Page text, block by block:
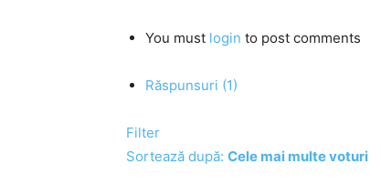
You must login to post comments
Răspunsuri (1)
Filter
Sortează după: Cele mai multe voturi